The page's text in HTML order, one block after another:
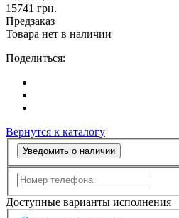
15741 грн.
Предзаказ
Товара нет в наличии
Поделиться:
Вернутся к каталогу
Уведомить о наличии
Доступные варианты исполнения